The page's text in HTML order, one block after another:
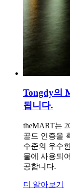
Tongdy의
됩니다.
theMART는
골드 인증을
수준의 우수
물에 사용되
공합니다.
더 알아보기